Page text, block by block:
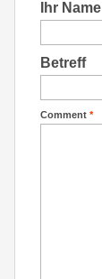
Ihr Name
Betreff
Comment *